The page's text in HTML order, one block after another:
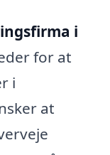
i
for at
i
at